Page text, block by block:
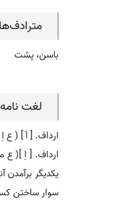
مترادف‌ها
باسن، پشت
لغت
ارداف. [ اَ ] ( ع
ارداف. [ اِ ]( ع
یکدیگر
سوار ساختن